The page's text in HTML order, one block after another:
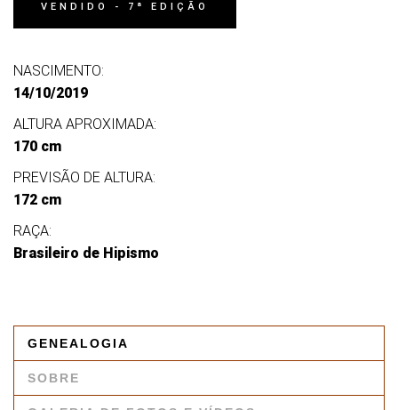
VENDIDO - 7ª EDIÇÃO
NASCIMENTO:
14/10/2019
ALTURA APROXIMADA:
170 cm
PREVISÃO DE ALTURA:
172 cm
RAÇA:
Brasileiro de Hipismo
GENEALOGIA
SOBRE